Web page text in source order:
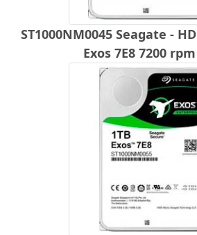
ST1000NM0045 Seagate -
Exos 7E8 7200 rpm